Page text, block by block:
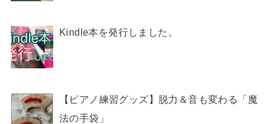
Kindle本を発行しました。
【ピアノ練習グッズ】脱力＆音も変わる「魔
法の手袋」